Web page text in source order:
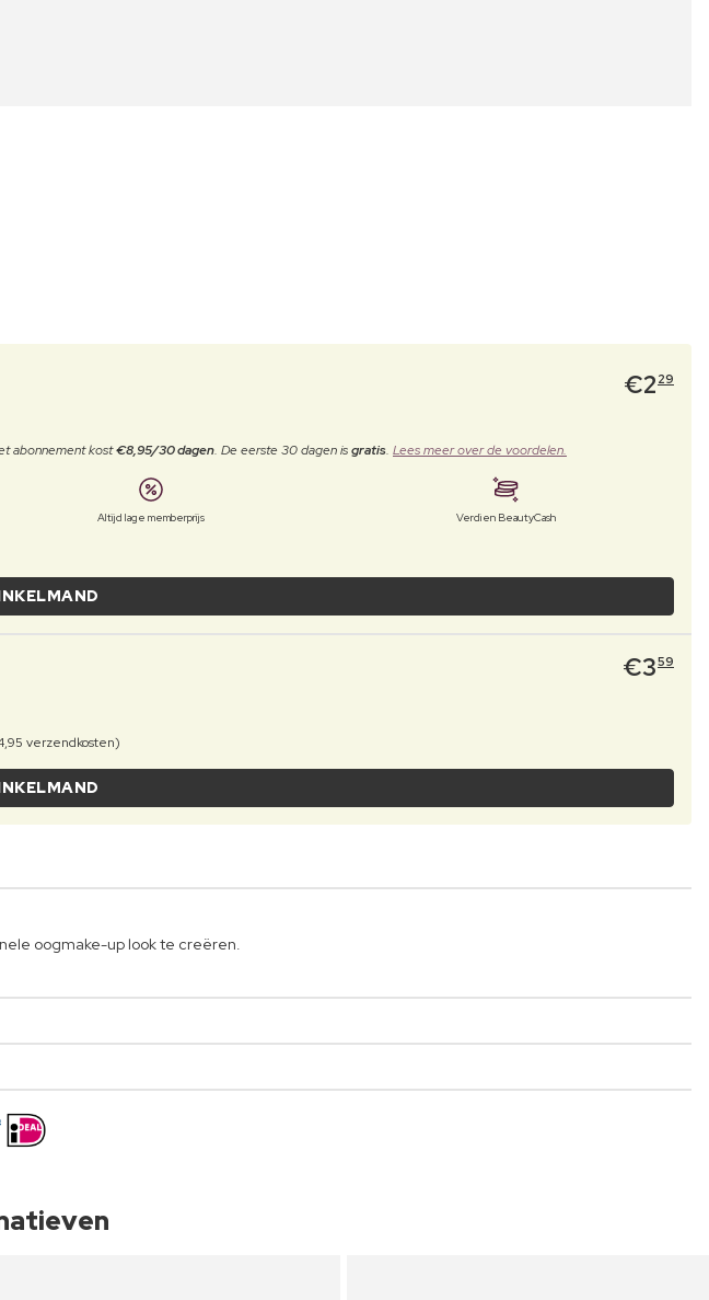
€2 29
abonnement kost€8,95/30 dagen. De eerste 30 dagen isgratis. Lees meer over de voordelen.
Altijd lage memberprijs Verdien BeautyCash
€359
verzendkosten)
oogmake-up look te creëren.